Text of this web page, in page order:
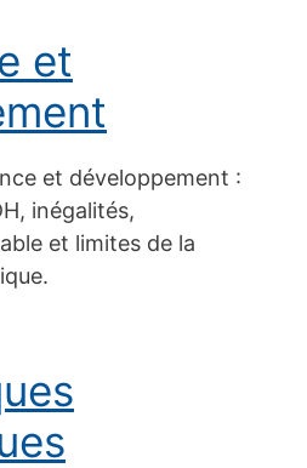
et
et développement :
inégalités,
et limites de la